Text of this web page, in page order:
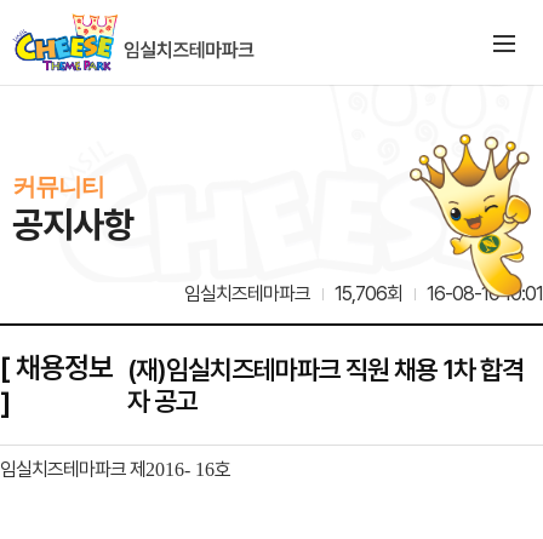
커뮤니티
공지사항
임실치즈테마파크 15,706회 16-08-10 10:01
[ 채용정보
]
(재)임실치즈테마파크 직원 채용 1차 합격
자 공고
임실치즈테마파크 제 2016- 16호